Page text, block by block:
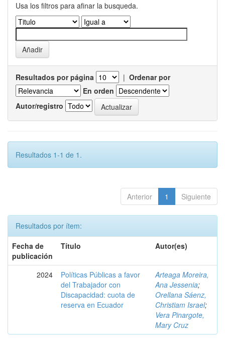
Usa los filtros para afinar la busqueda.
Resultados por página | Ordenar por
En orden
Autor/registro
Resultados 1-1 de 1.
Anterior 1 Siguiente
Resultados por ítem:
Fecha de
publicación
Título Autor(es)
2024
Políticas Públicas a favor
del Trabajador con
Discapacidad: cuota de
reserva en Ecuador
Arteaga Moreira,
Ana Jessenia;
Orellana Sáenz,
Christiam Israel;
Vera Pinargote,
Mary Cruz